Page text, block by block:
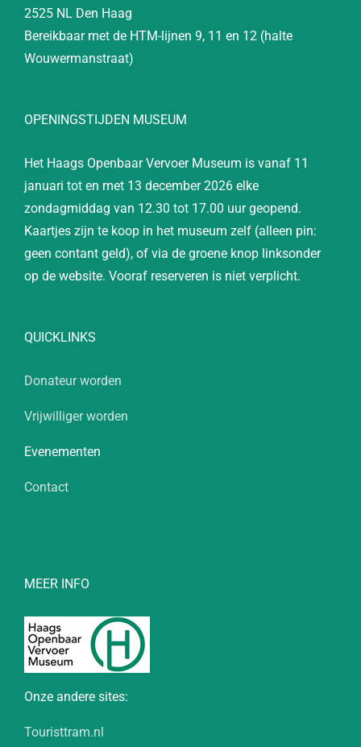
2525 NL Den Haag
Bereikbaar met de HTM-lijnen 9, 11 en 12 (halte
Wouwermanstraat)
OPENINGSTIJDEN MUSEUM
Het Haags Openbaar Vervoer Museum is vanaf 11
januari tot en met 13 december 2026 elke
zondagmiddag van 12.30 tot 17.00 uur geopend.
Kaartjes zijn te koop in het museum zelf (alleen pin:
geen contant geld), of via de groene knop linksonder
op de website. Vooraf reserveren is niet verplicht.
QUICKLINKS
Donateur worden
Vrijwilliger worden
Evenementen
Contact
MEER INFO
Onze andere sites:
Touristtram.nl